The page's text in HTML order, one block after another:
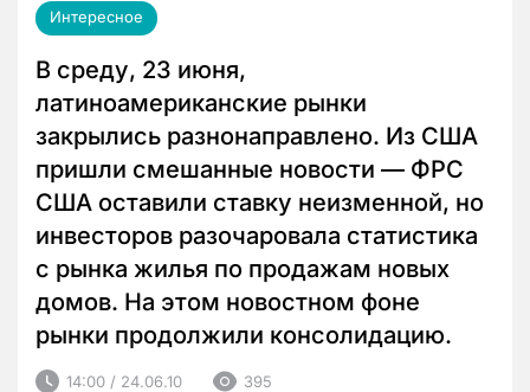
Интересное
В среду, 23 июня,
латиноамериканские рынки
закрылись разнонаправлено. Из США
пришли смешанные новости — ФРС
США оставили ставку неизменной, но
инвесторов разочаровала статистика
с рынка жилья по продажам новых
домов. На этом новостном фоне
рынки продолжили консолидацию.
14:00 / 24.06.10 395